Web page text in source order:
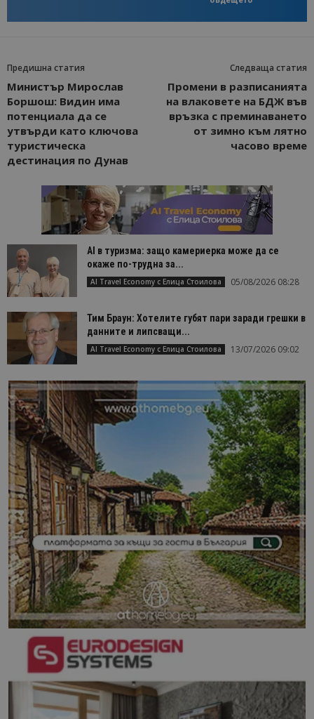
Предишна статия
Министър Мирослав
Боршош: Видин има
потенциала да се
утвърди като ключова
туристическа
дестинация по Дунав
Следваща статия
Промени в разписанията
на влаковете на БДЖ във
връзка с преминаването
от зимно към лятно
часово време
AI в туризма: защо камериерка може да се
окаже по-трудна за...
AI Travel Economy с Елица Стоилова 05/08/2026 08:28
Тим Браун: Хотелите губят пари заради грешки в
данните и липсващи...
AI Travel Economy с Елица Стоилова 13/07/2026 09:02